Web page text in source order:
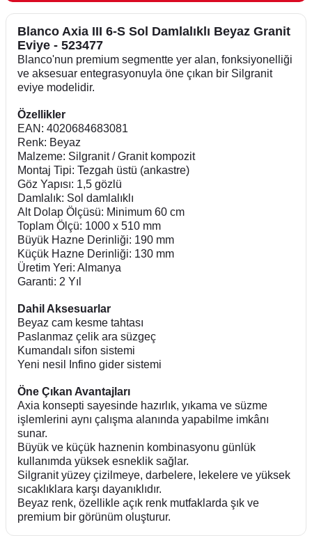
Blanco Axia III 6-S Sol Damlalıklı Beyaz Granit
Eviye - 523477
Blanco'nun premium segmentte yer alan, fonksiyonelliği
ve aksesuar entegrasyonuyla öne çıkan bir Silgranit
eviye modelidir.
Özellikler
EAN: 4020684683081
Renk: Beyaz
Malzeme: Silgranit / Granit kompozit
Montaj Tipi: Tezgah üstü (ankastre)
Göz Yapısı: 1,5 gözlü
Damlalık: Sol damlalıklı
Alt Dolap Ölçüsü: Minimum 60 cm
Toplam Ölçü: 1000 x 510 mm
Büyük Hazne Derinliği: 190 mm
Küçük Hazne Derinliği: 130 mm
Üretim Yeri: Almanya
Garanti: 2 Yıl
Dahil Aksesuarlar
Beyaz cam kesme tahtası
Paslanmaz çelik ara süzgeç
Kumandalı sifon sistemi
Yeni nesil Infino gider sistemi
Öne Çıkan Avantajları
Axia konsepti sayesinde hazırlık, yıkama ve süzme
işlemlerini aynı çalışma alanında yapabilme imkânı
sunar.
Büyük ve küçük haznenin kombinasyonu günlük
kullanımda yüksek esneklik sağlar.
Silgranit yüzey çizilmeye, darbelere, lekelere ve yüksek
sıcaklıklara karşı dayanıklıdır.
Beyaz renk, özellikle açık renk mutfaklarda şık ve
premium bir görünüm oluşturur.